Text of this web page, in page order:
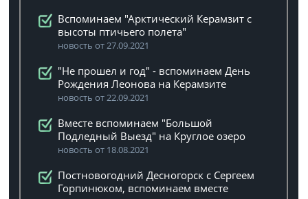
Вспоминаем "Арктический Керамзит с
высоты птичьего полета"
новость от 27.09.2021
"Не прошел и год" - вспоминаем День
Рождения Леонова на Керамзите
новость от 22.09.2021
Вместе вспоминаем "Большой
Подледный Выезд" на Круглое озеро
новость от 18.08.2021
Постновогодний Десногорск с Сергеем
Горпинюком, вспоминаем вместе